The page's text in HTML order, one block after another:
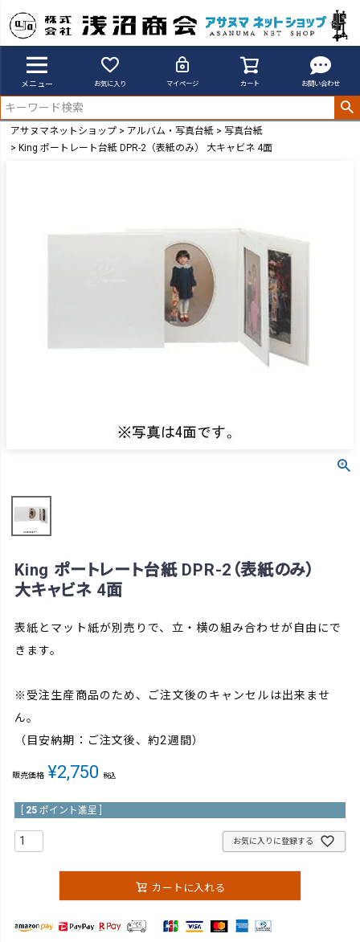
メニュー お気に入り マイページ カート お問い合わせ
アサヌマネットショップ アルバム・写真台紙
写真台紙
King ポートレート台紙 DPR-2（表紙のみ） 大キャビネ 4面
King ポートレート台紙 DPR-2（表紙のみ）
大キャビネ 4面
表紙とマット紙が別売りで、立・横の組み合わせが自由にで
きます。
※受注生産商品のため、ご注文後のキャンセルは出来ませ
ん。
（目安納期：ご注文後、約2週間）
販売価格 ¥2,750 税込
25 ポイント進呈 ]
お気に入りに登録する
カートに入れる